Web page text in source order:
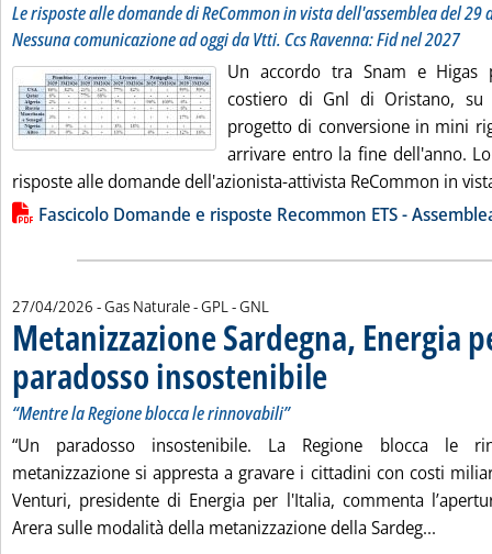
Le risposte alle domande di ReCommon in vista dell'assemblea del 29
Nessuna comunicazione ad oggi da Vtti. Ccs Ravenna: Fid nel 2027
Un accordo tra Snam e Higas
costiero di Gnl di Oristano, su
progetto di conversione in mini
arrivare entro la fine dell'anno.
risposte alle domande dell'azionista-attivista ReCommon in
Lista allegati PDF alla notizia
Fascicolo Domande e risposte Recommon ETS -
27/04/2026 - Gas Naturale - GPL - GNL
Metanizzazione Sardegna, Energia
paradosso insostenibile . Sottotitolo: “Mentre la
. Pubblicata lunedì 27 aprile
“Mentre la Regione blocca le rinnovabili”
“Un paradosso insostenibile. La Regione blocca le
metanizzazione si appresta a gravare i cittadini con costi
Venturi, presidente di Energia per l'Italia, commenta
Arera sulle modalità della metanizzazione della Sardeg...